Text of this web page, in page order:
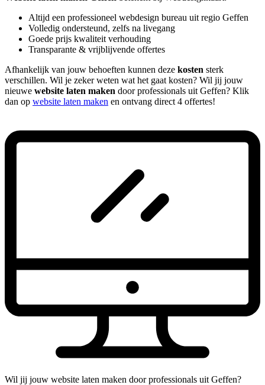
Altijd een professioneel webdesign bureau uit regio Geffen
Volledig ondersteund, zelfs na livegang
Goede prijs kwaliteit verhouding
Transparante & vrijblijvende offertes
Afhankelijk van jouw behoeften kunnen deze kosten sterk
verschillen. Wil je zeker weten wat het gaat kosten? Wil jij jouw
nieuwe website laten maken door professionals uit Geffen? Klik
dan op website laten maken en ontvang direct 4 offertes!
Wil jij jouw website laten maken door professionals uit Geffen?